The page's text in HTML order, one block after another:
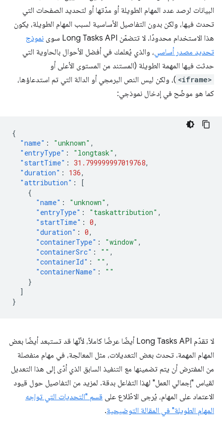
البيانات لرصد عدد المهام الطويلة أو مدّتها أو لتحديد الصفحات التي
تحدث فيها، ولكن بدون التفاصيل الأساسية لسبب المهام الطويلة، يكون
هذا الاستخدام محدودًا. لا تتضمّن Long Tasks API سوى
نموذج
تحديد مصدر أساسي، والذي يُعلمك في أفضل الأحوال بالحاوية التي
حدثت فيها المهمة الطويلة (المستند من المستوى الأعلى أو
<iframe> )، ولكن ليس النص البرمجي أو الدالة التي تم استدعاؤها،
كما هو موضّح في إدخال نموذجي:
{
"name" : "unknown" ,
"entryType" : "longtask" ,
"startTime" : 31.799999997019768,
"duration" : 136,
"attribution" :
[
{
"name" : "unknown" ,
"entryType" : "taskattribution" ,
"startTime" : 0,
"duration" : 0,
"containerType" : "window" ,
"containerSrc" : "" ,
"containerId" : "" ,
"containerName" :
""
}
]
}
لا تقدّم Long Tasks API أيضًا عرضًا كاملاً، لأنّها قد تستبعد أيضًا بعض
المهام المهمة. تحدث بعض التعديلات، مثل المعالجة، في مهام منفصلة
من المفترض أن يتم تضمينها مع التنفيذ السابق الذي أدّى إلى هذا التعديل
لقياس "إجمالي العمل" لهذا التفاعل بدقة. لمزيد من التفاصيل حول قيود
الاعتماد على المهام، يُرجى الاطّلاع على قسم "التحديات التي تواجه
المهام الطويلة" في المقالة التوضيحية.